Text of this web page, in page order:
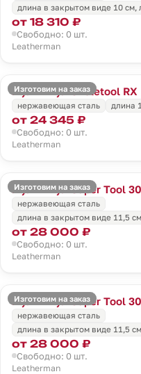
длина в закрытом виде 10 см,
от 18 310 ₽
Свободно: 0 шт.
Leatherman
Изготовим на заказ
Мультитул Skeletool RX
нержавеющая сталь
длина
от 24 345 ₽
Свободно: 0 шт.
Leatherman
Изготовим на заказ
Мультитул Super Tool
нержавеющая сталь
длина в закрытом виде 11,5
от 28 000 ₽
Свободно: 0 шт.
Leatherman
Изготовим на заказ
Мультитул Super Tool
нержавеющая сталь
длина в закрытом виде 11,5
от 28 000 ₽
Свободно: 0 шт.
Leatherman